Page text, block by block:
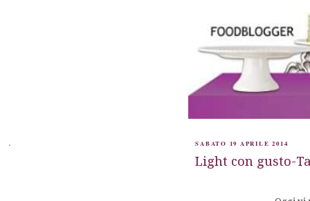
. SABATO 19 APRILE 2014
Light con gusto-